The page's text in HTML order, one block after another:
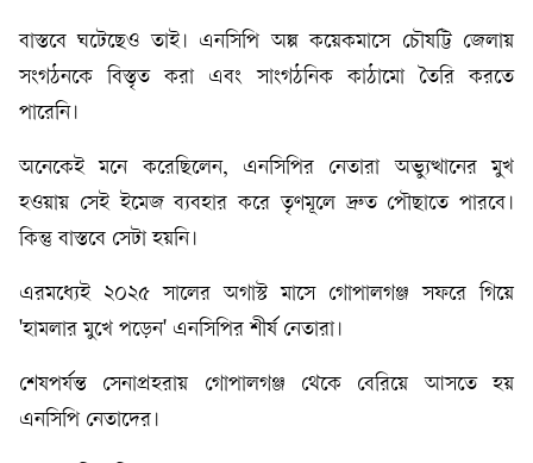
বাস্তবে ঘটেছেও তাই। এনসিপি অল্প কয়েকমাসে চৌষট্টি জেলায়
সংগঠনকে বিস্তৃত করা এবং সাংগঠনিক কাঠামো তৈরি করতে
পারেনি।
অনেকেই মনে করেছিলেন, এনসিপির নেতারা অভ্যুত্থানের মুখ
হওয়ায় সেই ইমেজ ব্যবহার করে তৃণমূলে দ্রুত পৌছাতে পারবে।
কিন্তু বাস্তবে সেটা হয়নি।
এরমধ্যেই ২০২৫ সালের অগাস্ট মাসে গোপালগঞ্জ সফরে গিয়ে
'হামলার মুখে পড়েন' এনসিপির শীর্ষ নেতারা।
শেষপর্যন্ত সেনাপ্রহরায় গোপালগঞ্জ থেকে বেরিয়ে আসতে হয়
এনসিপি নেতাদের।